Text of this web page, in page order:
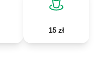
15 zł